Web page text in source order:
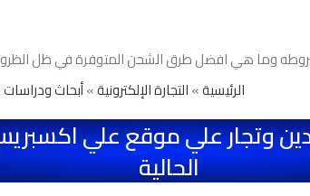
الرئيسية»التجارة الإلكترونية»أبحاث ودراسات
وتجار علي موقع علي
الحالية